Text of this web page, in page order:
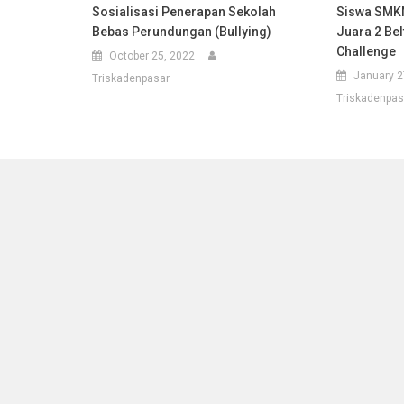
Sosialisasi Penerapan Sekolah
Bebas Perundungan (Bullying)
October 25, 2022
Triskadenpasar
Siswa
Juara 2
Challenge
January